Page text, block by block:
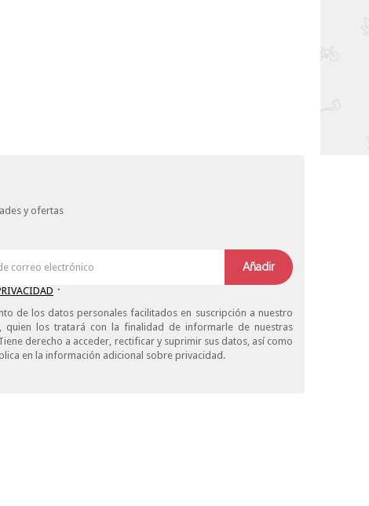
y ofertas
Añadir
*
de los datos personales facilitados en suscripción a nuestro
quien los tratará con la finalidad de informarle de nuestras
derecho a acceder, rectificar y suprimir sus datos, así como
en la información adicional sobre privacidad.